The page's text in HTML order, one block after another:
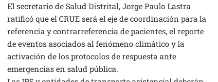
El secretario de Salud Distrital, Jorge Paulo Lastra
ratificó que el CRUE será el eje de coordinación para la
referencia y contrarreferencia de pacientes, el reporte
de eventos asociados al fenómeno climático y la
activación de los protocolos de respuesta ante
emergencias en salud pública.